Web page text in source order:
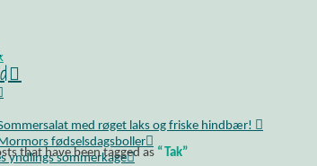
med røget laks og friske hindbær!
fødselsdagsboller
yndlings sommerkage
that have been tagged as “Tak”